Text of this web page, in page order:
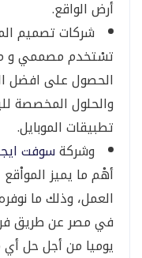
أرض الواقع.
شركات تصميم
تسْتخدم مصممي و
الحصول على افضل
والحلول المخصصة
تطبيقات الموبايل.
وشركةسوفت
أهْم ما يميز
العمل، وذلك ما
في مصر عن طريق
يوميا من أجل حل أي